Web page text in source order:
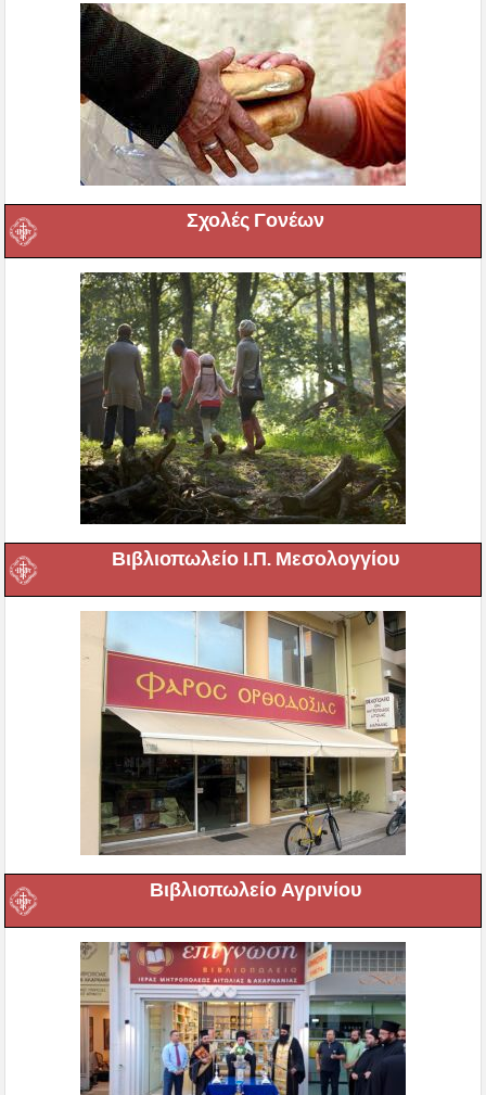
Σχολές Γονέων
Βιβλιοπωλείο Ι.Π. Μεσολογγίου
Βιβλιοπωλείο Αγρινίου